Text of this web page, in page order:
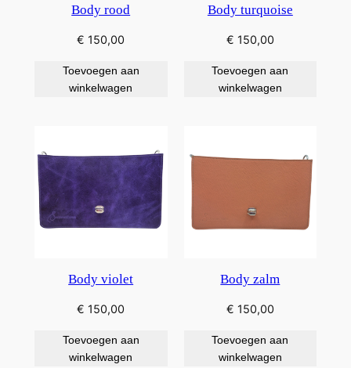
Body rood
€ 150,00
Toevoegen aan
winkelwagen
Body turquoise
€ 150,00
Toevoegen aan
winkelwagen
Body violet
€ 150,00
Toevoegen aan
winkelwagen
Body zalm
€ 150,00
Toevoegen aan
winkelwagen